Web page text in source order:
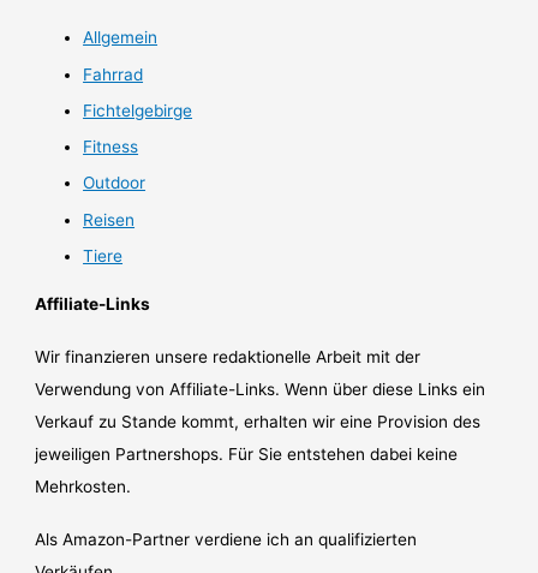
Allgemein
Fahrrad
Fichtelgebirge
Fitness
Outdoor
Reisen
Tiere
Affiliate-Links
Wir finanzieren unsere redaktionelle Arbeit mit der
Verwendung von Affiliate-Links. Wenn über diese Links ein
Verkauf zu Stande kommt, erhalten wir eine Provision des
jeweiligen Partnershops. Für Sie entstehen dabei keine
Mehrkosten.
Als Amazon-Partner verdiene ich an qualifizierten